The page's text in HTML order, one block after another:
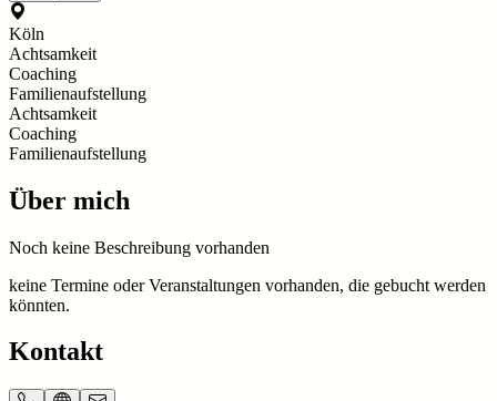
Köln
Achtsamkeit
Coaching
Familienaufstellung
Achtsamkeit
Coaching
Familienaufstellung
Über mich
Noch keine Beschreibung vorhanden
keine Termine oder Veranstaltungen vorhanden, die gebucht werden
könnten.
Kontakt